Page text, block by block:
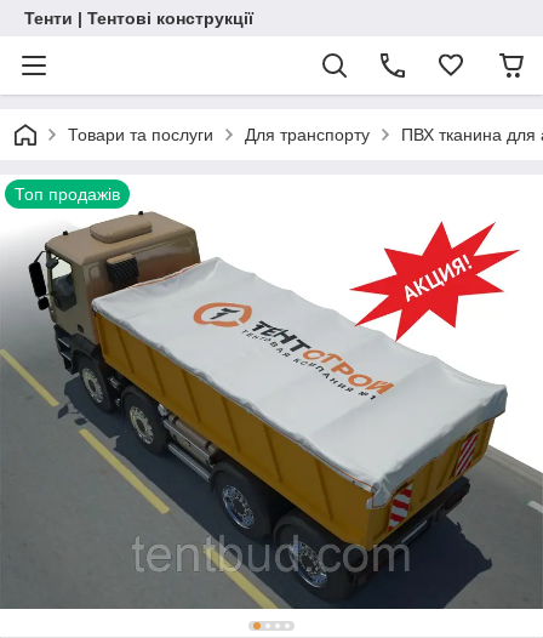
Тенти | Тентові конструкції
Товари та послуги Для транспорту ПВХ тканина для
Топ продажів